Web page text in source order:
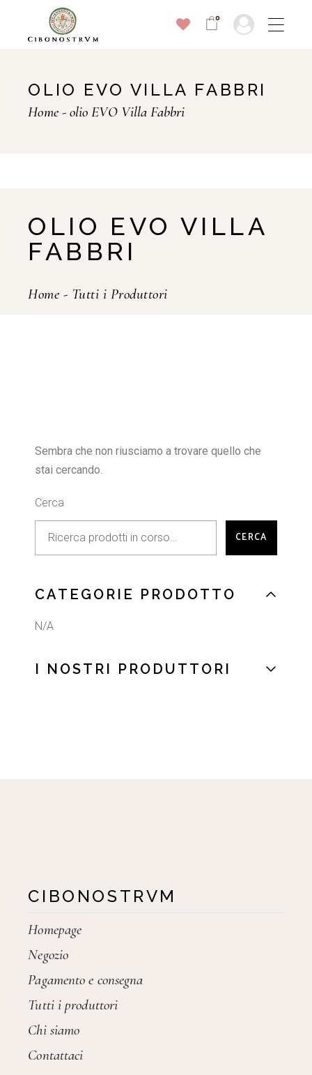
0
OLIO EVO VILLA FABBRI
Home olio EVO Villa Fabbri
OLIO EVO VILLA
FABBRI
Home - Tutti i Produttori
Sembra che non riusciamo a trovare quello che
stai cercando.
Cerca
CERCA
CATEGORIE PRODOTTO
N/A
I NOSTRI PRODUTTORI
CIBONOSTRVM
Homepage
Negozio
Pagamento e consegna
Tutti i produttori
Chi siamo
Contattaci